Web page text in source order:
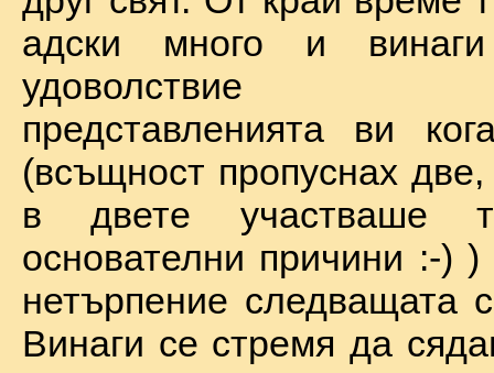
адски много и
удоволствие
представленията ви
(всъщност пропуснах
в двете участваше
основателни причини :-)
нетърпение следващата
Винаги се стремя да